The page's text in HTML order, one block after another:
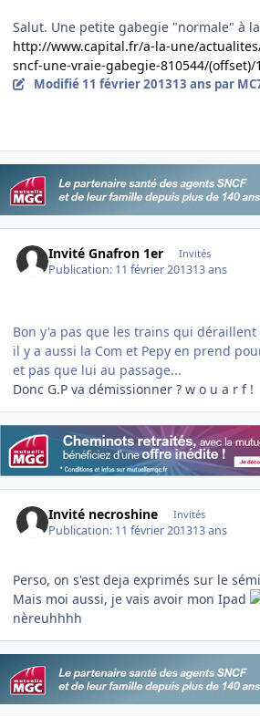
Salut. Une petite gabegie "normale" à la
http://www.capital.fr/a-la-une/
sncf-une-vraie-gabegie-810544/(offset)/1
Modifié 11 février 201313 ans par
Invité Gnafron 1er Invités
Publication: 11 février 201313 ans
Bon y'a pas que les trains qui déraillent
il y a aussi la Com et Pepy en prend
et pas que lui au passage...
Donc G.P va démissionner ? w o u a r f !
Invité necroshine Invités
Publication: 11 février 201313 ans
Perso, on s'est deja exprimés sur le
Mais moi aussi, je vais avoir mon Ipad
nèreuhhhh